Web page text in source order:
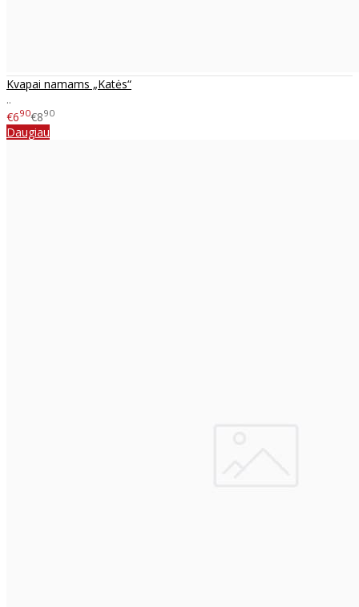
Kvapai namams „Katės“
..
€690€890
Daugiau